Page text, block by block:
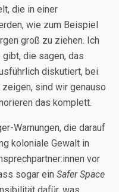
die in einer
wie zum Beispiel
groß zu ziehen. Ich
die sagen, das
diskutiert, bei
sind wir genauso
das komplett.
Warnungen, die darauf
koloniale Gewalt in
vor
sogar ein Safer Space